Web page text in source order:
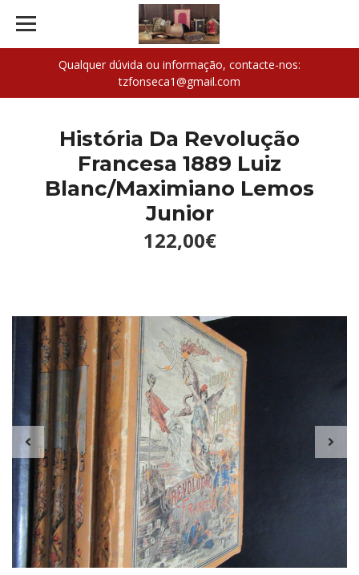
Qualquer dúvida ou informação, contacte-nos:
tzfonseca1@gmail.com
História Da Revolução
Francesa 1889 Luiz
Blanc/Maximiano Lemos
Junior
122,00€